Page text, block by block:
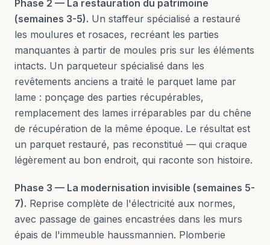
Phase 2 — La restauration du patrimoine
(semaines 3-5). Un staffeur spécialisé a restauré
les moulures et rosaces, recréant les parties
manquantes à partir de moules pris sur les éléments
intacts. Un parqueteur spécialisé dans les
revêtements anciens a traité le parquet lame par
lame : ponçage des parties récupérables,
remplacement des lames irréparables par du chêne
de récupération de la même époque. Le résultat est
un parquet restauré, pas reconstitué — qui craque
légèrement au bon endroit, qui raconte son histoire.
Phase 3 — La modernisation invisible (semaines 5-
7). Reprise complète de l'électricité aux normes,
avec passage de gaines encastrées dans les murs
épais de l'immeuble haussmannien. Plomberie